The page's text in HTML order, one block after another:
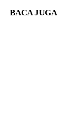
BACA JUGA